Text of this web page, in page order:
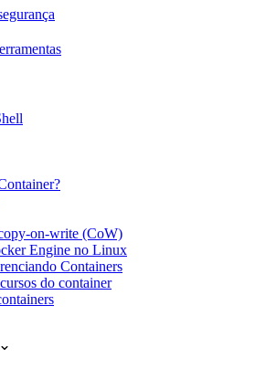
on-write (CoW)
Engine no Linux
Containers
do container